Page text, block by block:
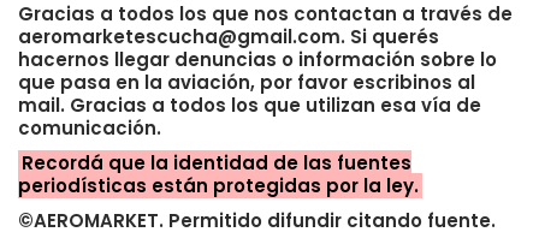
Gracias a todos los que nos contactan a través de
aeromarketescucha@gmail.com. Si querés
hacernos llegar denuncias o información sobre lo
que pasa en la aviación, por favor escribinos al
mail. Gracias a todos los que utilizan esa vía de
comunicación.
Recordá que la identidad de las fuentes
periodísticas están protegidas por la ley.
©AEROMARKET. Permitido difundir citando fuente.